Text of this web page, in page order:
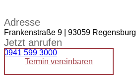
Adresse
Frankenstraße 9 | 93059 Regensburg
Jetzt anrufen
0941 599 3000
Termin vereinbaren